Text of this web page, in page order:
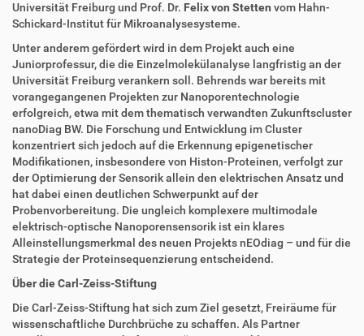
Universität Freiburg und Prof. Dr. Felix von Stetten vom Hahn-
Schickard-Institut für Mikroanalysesysteme.
Unter anderem gefördert wird in dem Projekt auch eine
Juniorprofessur, die die Einzelmolekülanalyse langfristig an der
Universität Freiburg verankern soll. Behrends war bereits mit
vorangegangenen Projekten zur Nanoporentechnologie
erfolgreich, etwa mit dem thematisch verwandten Zukunftscluster
nanoDiag BW. Die Forschung und Entwicklung im Cluster
konzentriert sich jedoch auf die Erkennung epigenetischer
Modifikationen, insbesondere von Histon-Proteinen, verfolgt zur
der Optimierung der Sensorik allein den elektrischen Ansatz und
hat dabei einen deutlichen Schwerpunkt auf der
Probenvorbereitung. Die ungleich komplexere multimodale
elektrisch-optische Nanoporensensorik ist ein klares
Alleinstellungsmerkmal des neuen Projekts nEOdiag – und für die
Strategie der Proteinsequenzierung entscheidend.
Über die Carl-Zeiss-Stiftung
Die Carl-Zeiss-Stiftung hat sich zum Ziel gesetzt, Freiräume für
wissenschaftliche Durchbrüche zu schaffen. Als Partner